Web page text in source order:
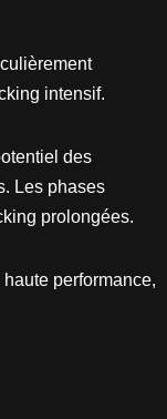
intensif.
des
Les phases
prolongées.
performance,